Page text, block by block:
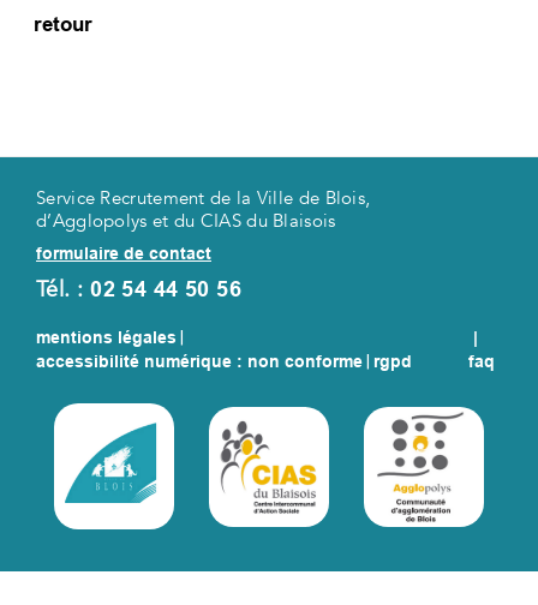
retour
Service Recrutement de la Ville de Blois,
d’Agglopolys et du CIAS du Blaisois
formulaire de contact
Tél. :02 54 44 50 56
mentions légales
accessibilité numérique : non conforme
rgpd
|
faq